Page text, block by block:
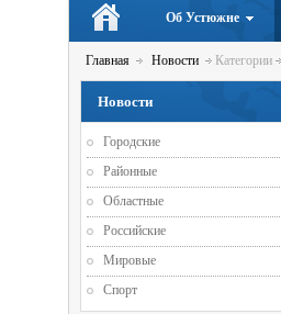
Об Устюжне
Главная Новости Категории
Новости
Городские
Районные
Областные
Российские
Мировые
Спорт